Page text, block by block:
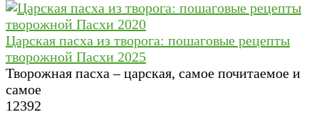
Царская пасха из творога: пошаговые рецепты
творожной Пасхи 2025
Творожная пасха – царская, самое почитаемое и
самое
12392